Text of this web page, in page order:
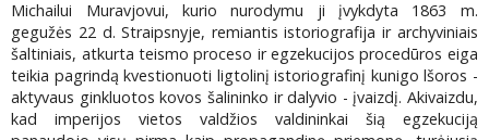
Michailui Muravjovui, kurio nurodymu ji įvykdyta 1863 m.
gegužės 22 d. Straipsnyje, remiantis istoriografija ir archyviniais
šaltiniais, atkurta teismo proceso ir egzekucijos procedūros eiga
teikia pagrindą kvestionuoti ligtolinį istoriografinį kunigo lšoros -
aktyvaus ginkluotos kovos šalininko ir dalyvio - įvaizdį. Akivaizdu,
kad imperijos vietos valdžios valdininkai šią egzekuciją